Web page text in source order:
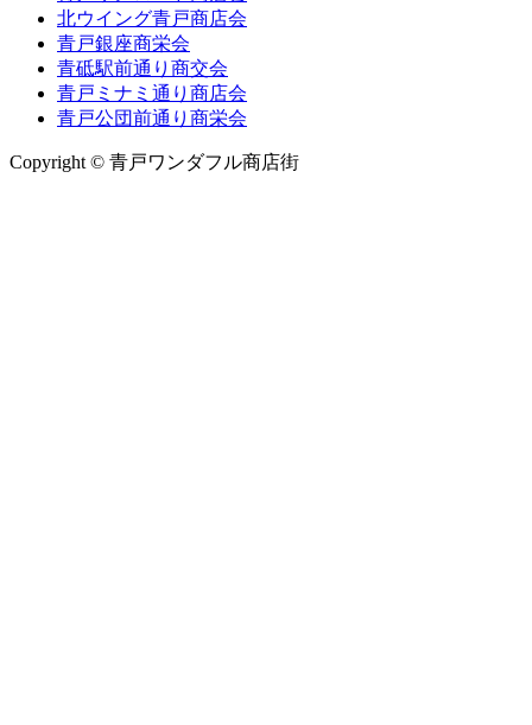
北ウイング青戸商店会
青戸銀座商栄会
青砥駅前通り商交会
青戸ミナミ通り商店会
青戸公団前通り商栄会
Copyright © 青戸ワンダフル商店街